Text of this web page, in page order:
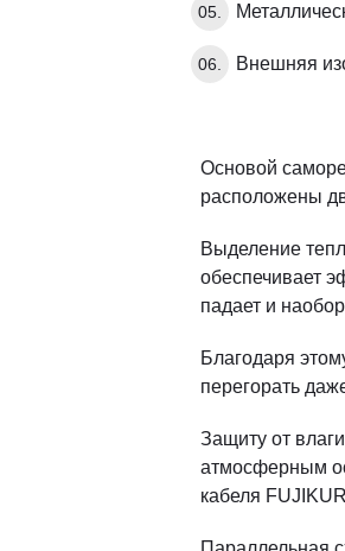
Внешняя
Основой
расположены
Выделение
обеспечивает
падает и
Благодаря
перегорать
Защиту от
атмосферным
кабеля